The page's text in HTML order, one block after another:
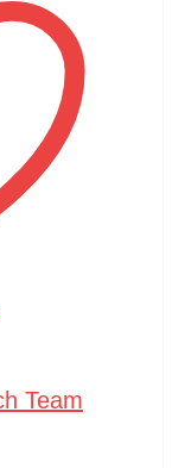
Team